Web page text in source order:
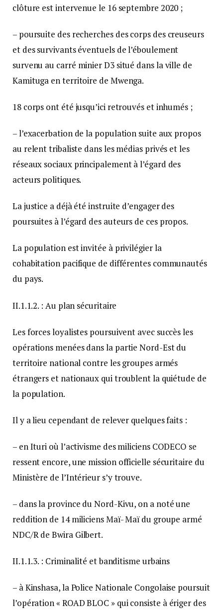
clôture est intervenue le 16 septembre 2020 ;
– poursuite des recherches des corps des creuseurs
et des survivants éventuels de l’éboulement
survenu au carré minier D3 situé dans la ville de
Kamituga en territoire de Mwenga.
18 corps ont été jusqu’ici retrouvés et inhumés ;
– l’exacerbation de la population suite aux propos
au relent tribaliste dans les médias privés et les
réseaux sociaux principalement à l’égard des
acteurs politiques.
La justice a déjà été instruite d’engager des
poursuites à l’égard des auteurs de ces propos.
La population est invitée à privilégier la
cohabitation pacifique de différentes communautés
du pays.
II.1.1.2. : Au plan sécuritaire
Les forces loyalistes poursuivent avec succès les
opérations menées dans la partie Nord-Est du
territoire national contre les groupes armés
étrangers et nationaux qui troublent la quiétude de
la population.
Il y a lieu cependant de relever quelques faits :
– en Ituri où l’activisme des miliciens CODECO se
ressent encore, une mission officielle sécuritaire du
Ministère de l’Intérieur s’y trouve.
– dans la province du Nord-Kivu, on a noté une
reddition de 14 miliciens Maï- Maï du groupe armé
NDC/R de Bwira Gilbert.
II.1.1.3. : Criminalité et banditisme urbains
– à Kinshasa, la Police Nationale Congolaise poursuit
l’opération « ROAD BLOC » qui consiste à ériger des